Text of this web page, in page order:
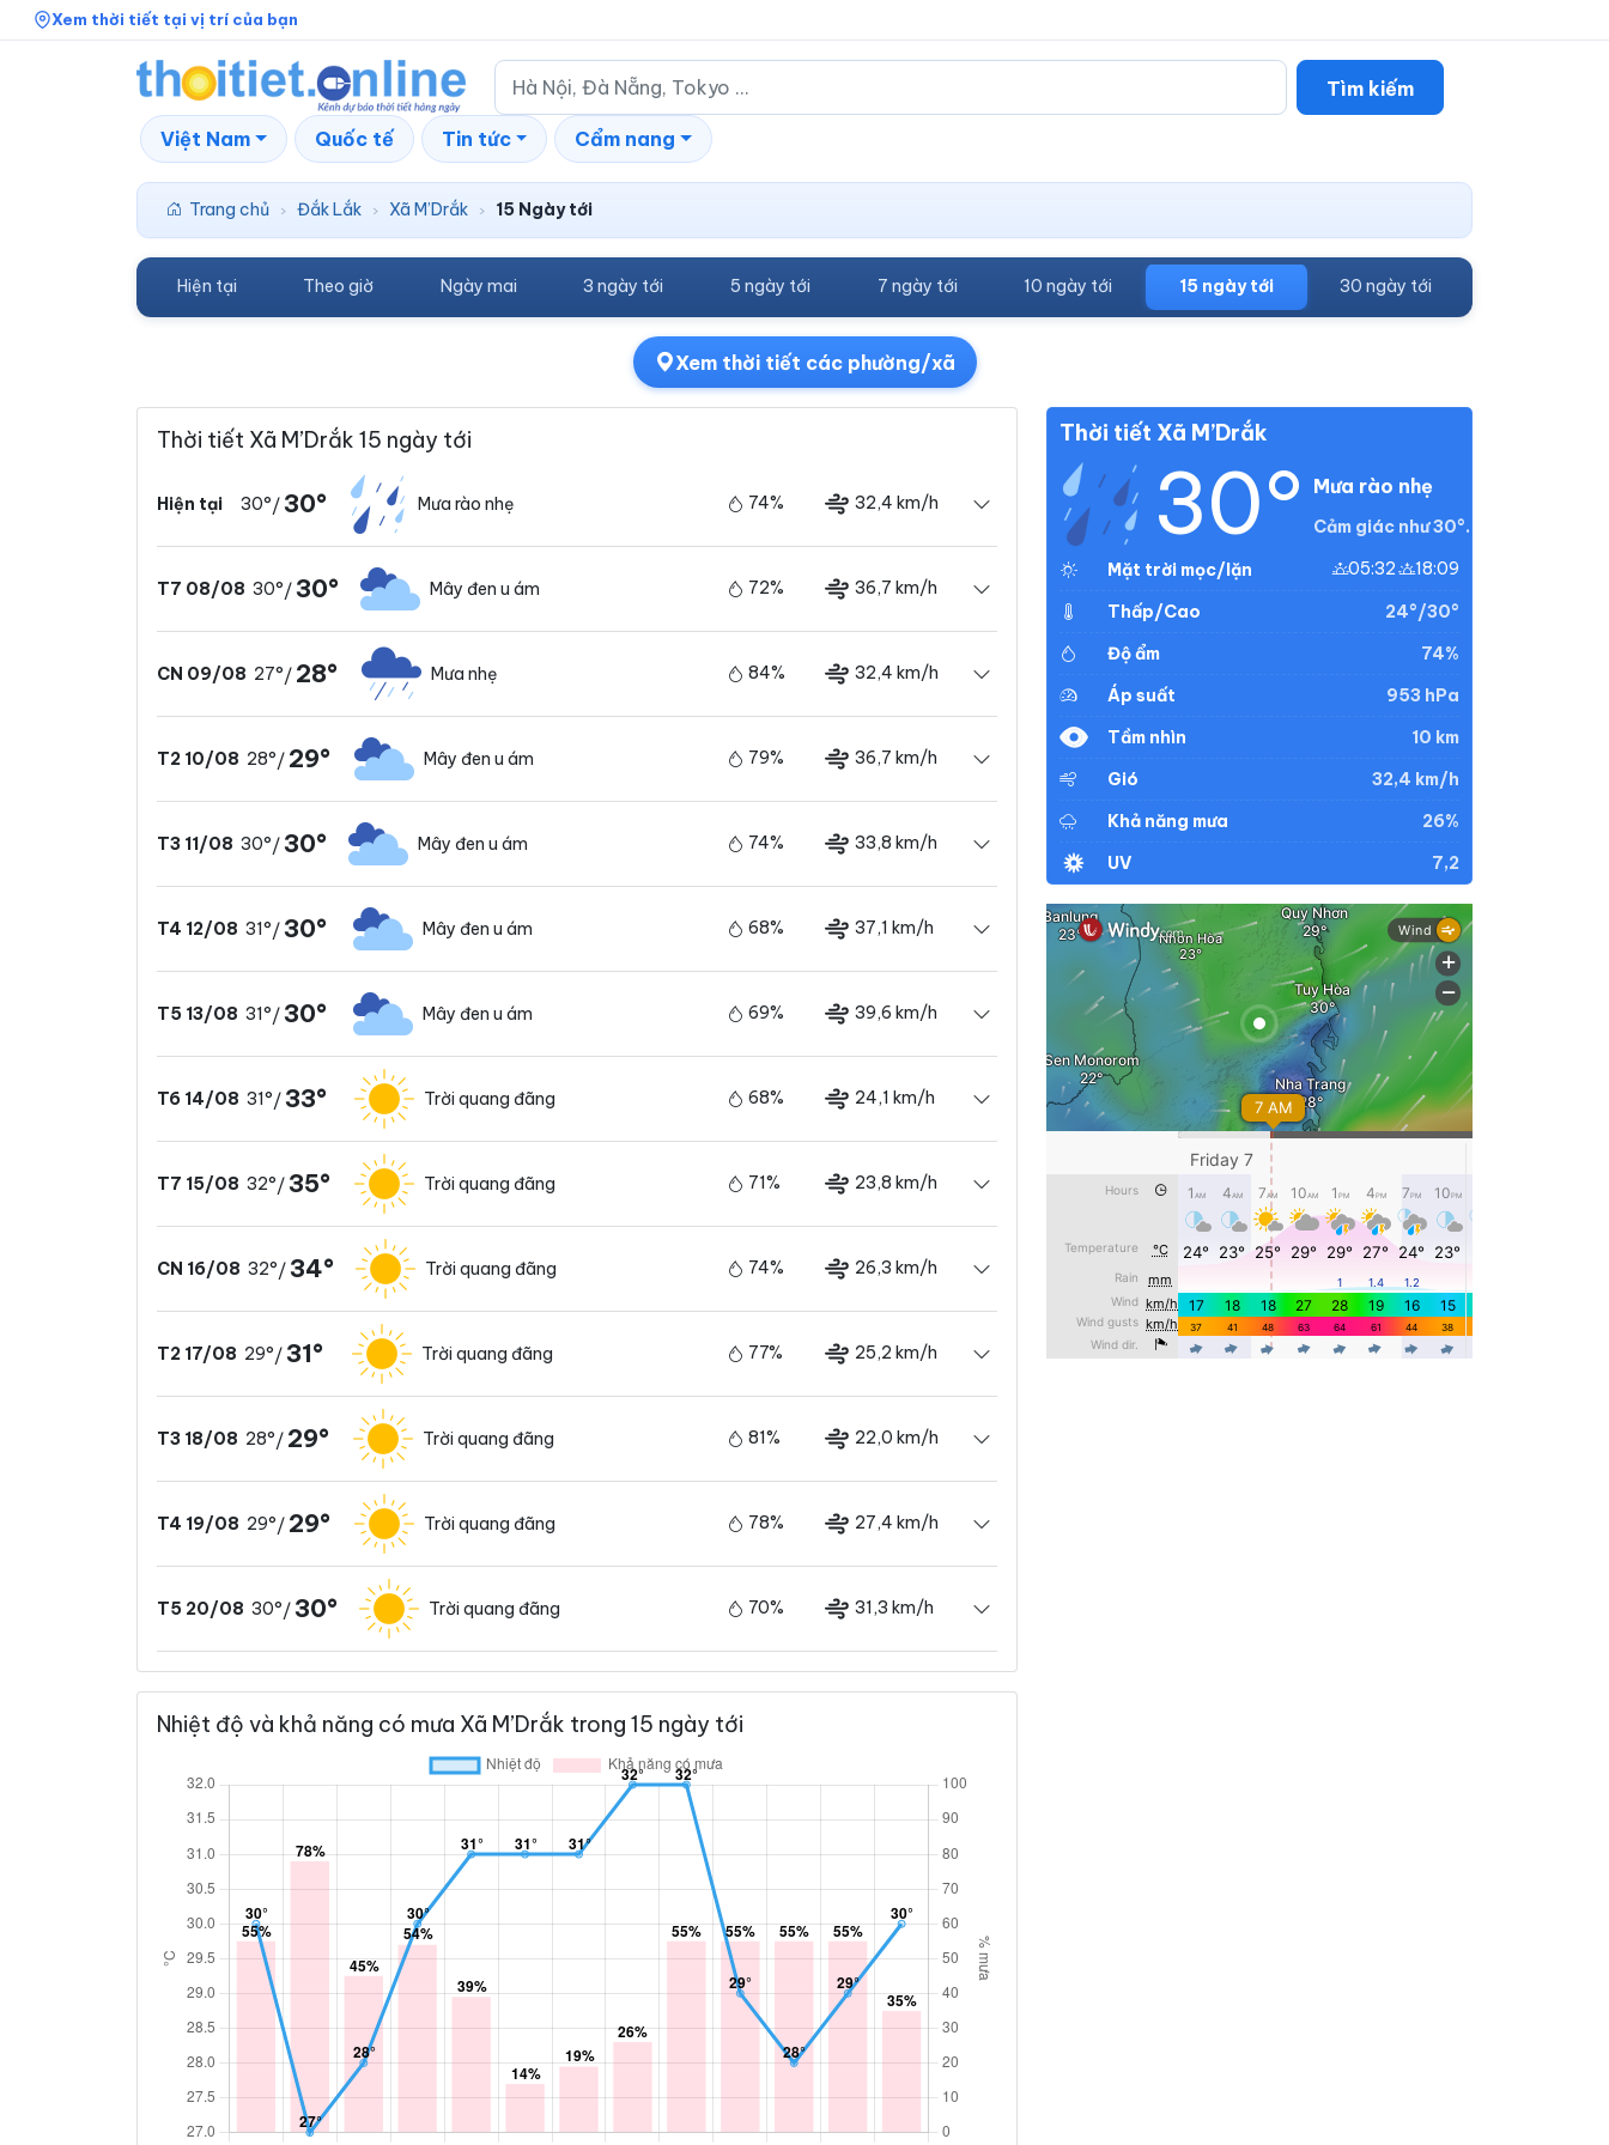
Xem thời tiết tại vị trí của bạn
Tìm kiếm
Việt Nam Quốc tế Tin tức Cẩm nang
Trang chủ › Đắk Lắk › Xã M’Drắk › 15 Ngày tới
Hiện tại Theo giờ Ngày mai 3 ngày tới 5 ngày tới 7 ngày tới 10 ngày tới 15 ngày tới 30 ngày tới
Xem thời tiết các phường/xã
Thời tiết Xã M’Drắk 15 ngày tới
Hiện tại 30°/30° Mưa rào nhẹ 74% 32,4 km/h
T7 08/08 30°/30° Mây đen u ám 72% 36,7 km/h
CN 09/08 27°/ 28° Mưa nhẹ 84% 32,4 km/h
T2 10/08 28°/ 29° Mây đen u ám 79% 36,7 km/h
T3 11/08 30°/30° Mây đen u ám 74% 33,8 km/h
T4 12/08 31°/30° Mây đen u ám 68% 37,1 km/h
T5 13/08 31°/30° Mây đen u ám 69% 39,6 km/h
T6 14/08 31°/33° Trời quang đãng 68% 24,1 km/h
T7 15/08 32°/35° Trời quang đãng 71% 23,8 km/h
CN 16/08 32°/34° Trời quang đãng 74% 26,3 km/h
T2 17/08 29°/31° Trời quang đãng 77% 25,2 km/h
T3 18/08 28°/ 29° Trời quang đãng 81% 22,0 km/h
T4 19/08 29°/ 29° Trời quang đãng 78% 27,4 km/h
T5 20/08 30°/30° Trời quang đãng 70% 31,3 km/h
Nhiệt độ và khả năng có mưa Xã M’Drắk trong 15 ngày tới
Thời tiết Xã M’Drắk
30° Mưa rào nhẹ
Cảm giác như 30°.
Mặt trời mọc/lặn
05:32 18:09
Thấp/Cao
24°/30°
Độ ẩm
74%
Áp suất
953 hPa
Tầm nhìn
10 km
Gió
32,4 km/h
Khả năng mưa
26%
UV
7,2